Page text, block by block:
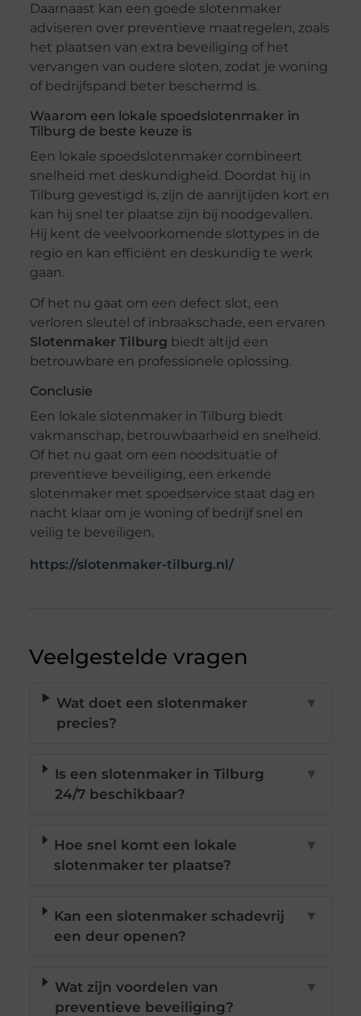
Daarnaast kan een goede slotenmaker
adviseren over preventieve maatregelen, zoals
het plaatsen van extra beveiliging of het
vervangen van oudere sloten, zodat je woning
of bedrijfspand beter beschermd is.
Waarom een lokale spoedslotenmaker in
Tilburg de beste keuze is
Een lokale spoedslotenmaker combineert
snelheid met deskundigheid. Doordat hij in
Tilburg gevestigd is, zijn de aanrijtijden kort en
kan hij snel ter plaatse zijn bij noodgevallen.
Hij kent de veelvoorkomende slottypes in de
regio en kan efficiënt en deskundig te werk
gaan.
Of het nu gaat om een defect slot, een
verloren sleutel of inbraakschade, een ervaren
Slotenmaker Tilburg biedt altijd een
betrouwbare en professionele oplossing.
Conclusie
Een lokale slotenmaker in Tilburg biedt
vakmanschap, betrouwbaarheid en snelheid.
Of het nu gaat om een noodsituatie of
preventieve beveiliging, een erkende
slotenmaker met spoedservice staat dag en
nacht klaar om je woning of bedrijf snel en
veilig te beveiligen.
https://slotenmaker-tilburg.nl/
Veelgestelde vragen
Wat doet een slotenmaker
precies?
▼
Is een slotenmaker in Tilburg
24/7 beschikbaar?
▼
Hoe snel komt een lokale
slotenmaker ter plaatse?
▼
Kan een slotenmaker schadevrij
een deur openen?
▼
Wat zijn voordelen van
preventieve beveiliging?
▼